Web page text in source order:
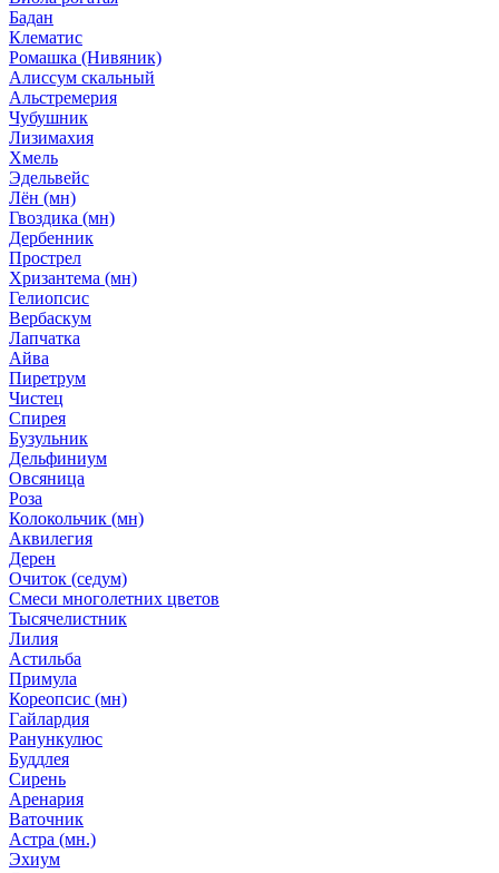
Бадан
Клематис
Ромашка (Нивяник)
Алиссум скальный
Альстремерия
Чубушник
Лизимахия
Хмель
Эдельвейс
Лён (мн)
Гвоздика (мн)
Дербенник
Прострел
Хризантема (мн)
Гелиопсис
Вербаскум
Лапчатка
Айва
Пиретрум
Чистец
Спирея
Бузульник
Дельфиниум
Овсяница
Роза
Колокольчик (мн)
Аквилегия
Дерен
Очиток (седум)
Смеси многолетних цветов
Тысячелистник
Лилия
Астильба
Примула
Кореопсис (мн)
Гайлардия
Ранункулюс
Буддлея
Сирень
Аренария
Ваточник
Астра (мн.)
Эхиум